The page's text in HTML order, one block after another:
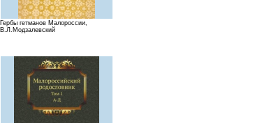
Гербы гетманов Малороссии,
В.Л.Модзалевский